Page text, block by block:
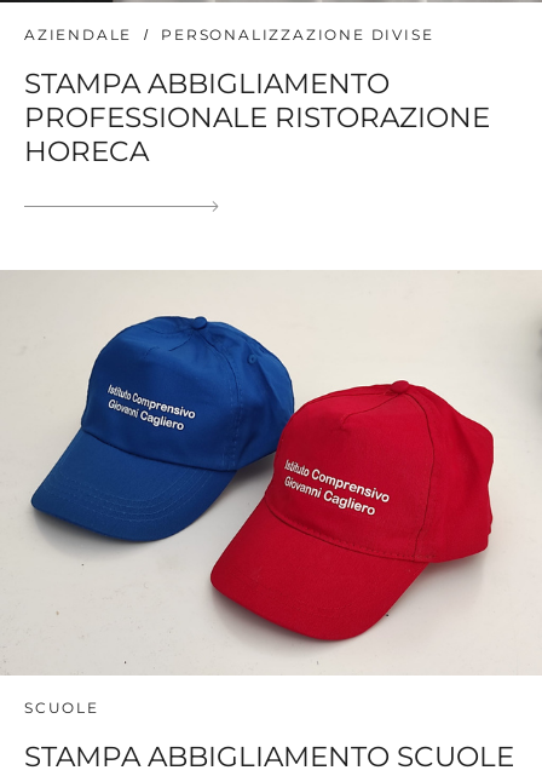
AZIENDALE PERSONALIZZAZIONE DIVISE
STAMPA ABBIGLIAMENTO
PROFESSIONALE RISTORAZIONE
HORECA
SCUOLE
STAMPA ABBIGLIAMENTO SCUOLE